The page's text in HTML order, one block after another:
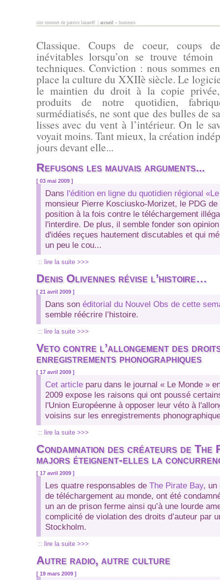
site internet de patrice lazareff |
vous êtes ici
accueil » humeurs
Classique. Coups de coeur, coups
inévitables lorsqu’on se trouve
techniques. Conviction : nous sommes
place la culture du XXIIè siècle. Le
le maintien du droit à la copie
produits de notre quotidien,
surmédiatisés, ne sont que des bulles de
lisses avec du vent à l’intérieur. On le
voyait moins. Tant mieux, la création
jours devant elle...
Refusons les mauvais arguments...
[ 03 mai 2009 ]
Dans l'édition en ligne du quotidien régional
monsieur Pierre Kosciusko-Morizet, le PDG
position à la fois contre le téléchargement
l'interdire. De plus, il semble fonder son
d'idées reçues hautement discutables et qui
un peu le cou...
:: lire la suite >>>
Denis Olivennes révise l’histoire…
[ 21 avril 2009 ]
Dans son éditorial du Nouvel Obs de cette
semble réécrire l’histoire.
:: lire la suite >>>
Veto contre l’allongement des
enregistrements phonographiques
[ 17 avril 2009 ]
Cet articleparu dans le journal « Le Monde »
2009 expose les raisons qui ont poussé
l'Union Européenne à opposer leur véto à
voisins sur les enregistrements
:: lire la suite >>>
Condamnation des créateurs de The
majors éteignent-elles la
[ 17 avril 2009 ]
Les quatre responsables de The Pirate Bay, un
de téléchargement au monde, ont été
un an de prison ferme ainsi qu’à une lourde
complicité de violation des droits d’auteur par
Stockholm.
:: lire la suite >>>
Autre radio, autre culture
[ 19 mars 2009 ]